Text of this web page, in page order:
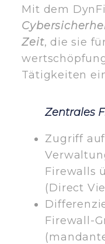
Mit dem
Zeit, die sie
Tätigkeiten
Zentrales
Zugriff
Firewalls
(Direct
Firewall-